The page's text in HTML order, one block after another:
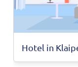
Hotel in